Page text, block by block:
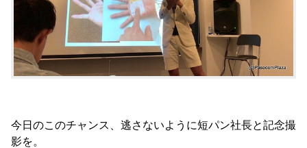
今日のこのチャンス、逃さないように短パン社長と記念撮
影を。